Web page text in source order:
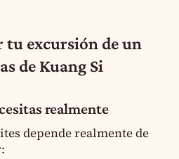
excursión de un
de Kuang Si
realmente
depende realmente de